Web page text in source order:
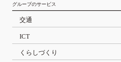
グループのサービス
交通
ICT
くらしづくり